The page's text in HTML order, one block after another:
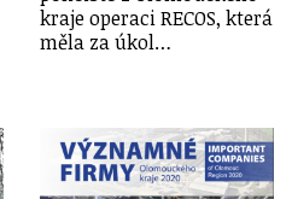
kraje operaci RECOS, která
měla za úkol…